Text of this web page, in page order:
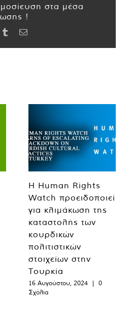
στα μέσα
!
TumblrEmail
Η Human Rights
Watch προειδοποιεί
για κλιμάκωση της
καταστολής των
κουρδικών
πολιτιστικών
στοιχείων στην
Τουρκία
16 Αυγούστου, 2024 |
0
Σχόλια